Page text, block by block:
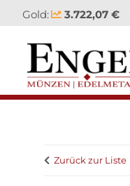
Gold: 3.722,07 €
Zurück zur Liste